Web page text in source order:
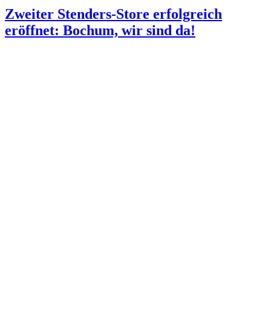
Zweiter Stenders-Store erfolgreich
eröffnet: Bochum, wir sind da!